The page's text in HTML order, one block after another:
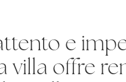
e
villa offre